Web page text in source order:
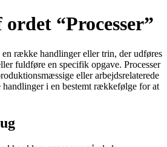
“Processer”
en række handlinger eller trin, der udføres
fuldføre en specifik opgave. Processer
eller arbejdsrelaterede
i en bestemt rækkefølge for at